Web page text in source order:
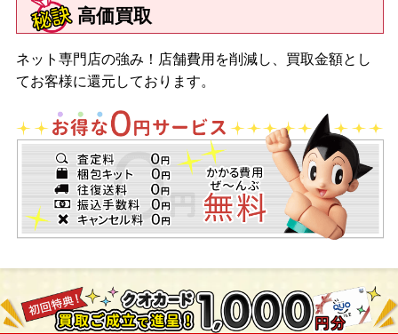
ライス ウィンタリッシュ アルーア
【２０１６年】
ネオブライス ミンティーマジック/ネオブライス トップショップ
限定 ネオブライス シェリーバベット/ネオブライス レディカメリ
ア/ネオブライス プレイフルレインドロップス/ネオブライス ヘン
リエッタズ ホームパーティ/ネオブライス CWC限定１５周年アニ
バーサリーネオブライス アレグラ・シャンパン/ネオブライス
CWC限定ネオブライス デヴィデラクール/ネオブライス ヴァー
シティ・ディーン/ネオブライス ハスブロ限定ネオブライス ステ
ラ・セレンディピタス/ネオブライス ユーフォー・ア・ゴーゴー/
ネオブライス
CWC限定ネオブライス ブライス・アドアーズ・アナ/TOPSHOP
限定ネオブライス グレイシー・シャンティリー/ネオブライス ジ
高価買取
ネット専門店の強み！店舗費用を削減し、買取金額とし
てお客様に還元しております。